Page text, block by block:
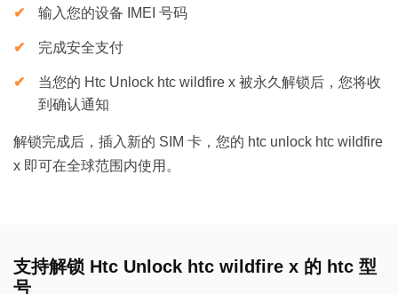
输入您的设备 IMEI 号码
完成安全支付
当您的 Htc Unlock htc wildfire x 被永久解锁后，您将收
到确认通知
解锁完成后，插入新的 SIM 卡，您的 htc unlock htc wildfire
x 即可在全球范围内使用。
支持解锁 Htc Unlock htc wildfire x 的 htc 型
号